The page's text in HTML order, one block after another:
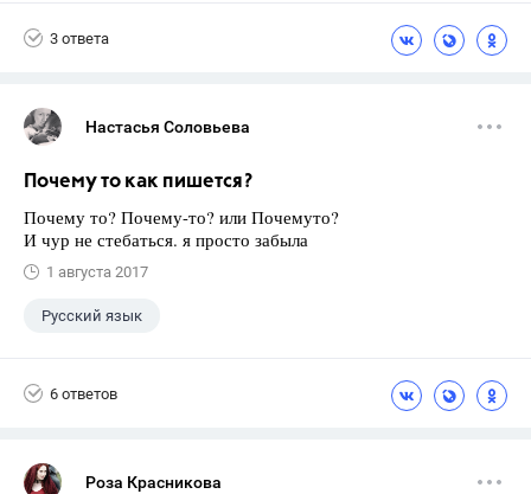
3 ответа
Настасья Соловьева
Почему то как пишется?
Почему то? Почему-то? или Почемуто?
И чур не стебаться. я просто забыла
1 августа 2017
Русский язык
6 ответов
Роза Красникова